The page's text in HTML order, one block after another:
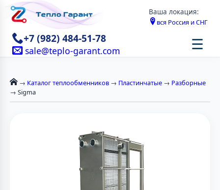
Ваша локация:
вся Россия и СНГ
+7 (982) 484-51-78
sale@teplo-garant.com ☰
→ Каталог теплообменников → Пластинчатые → Разборные
→ Sigma